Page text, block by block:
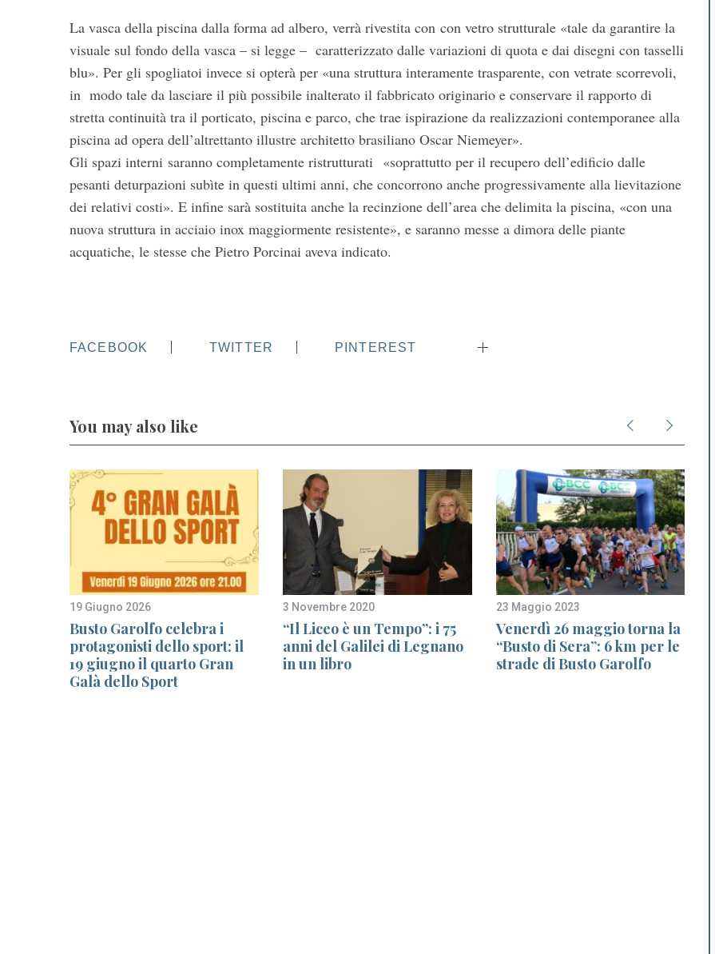
La vasca della piscina dalla forma ad albero, verrà rivestita con con vetro strutturale «tale da garantire la
visuale sul fondo della vasca – si legge – caratterizzato dalle variazioni di quota e dai disegni con tasselli
blu». Per gli spogliatoi invece si opterà per «una struttura interamente trasparente, con vetrate scorrevoli,
in modo tale da lasciare il più possibile inalterato il fabbricato originario e conservare il rapporto di
stretta continuità tra il porticato, piscina e parco, che trae ispirazione da realizzazioni contemporanee alla
piscina ad opera dell’altrettanto illustre architetto brasiliano Oscar Niemeyer».
Gli spazi interni saranno completamente ristrutturati «soprattutto per il recupero dell’edificio dalle
pesanti deturpazioni subìte in questi ultimi anni, che concorrono anche progressivamente alla lievitazione
dei relativi costi». E infine sarà sostituita anche la recinzione dell’area che delimita la piscina, «con una
nuova struttura in acciaio inox maggiormente resistente», e saranno messe a dimora delle piante
acquatiche, le stesse che Pietro Porcinai aveva indicato.
FACEBOOK TWITTER PINTEREST
You may also like
19 Giugno 2026
Busto Garolfo celebra i
protagonisti dello sport: il
19 giugno il quarto Gran
Galà dello Sport
3 Novembre 2020
“Il Liceo è un Tempo”: i 75
anni del Galilei di Legnano
in un libro
23 Maggio 2023
Venerdì 26 maggio torna la
“Busto di Sera”: 6 km per le
strade di Busto Garolfo